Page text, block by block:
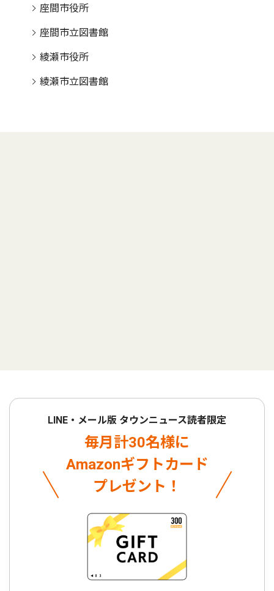
座間市役所
座間市立図書館
綾瀬市役所
綾瀬市立図書館
LINE・メール版 タウンニュース読者限定
毎月計30名様に
Amazonギフトカード
プレゼント！